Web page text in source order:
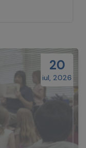
20
iul, 2026